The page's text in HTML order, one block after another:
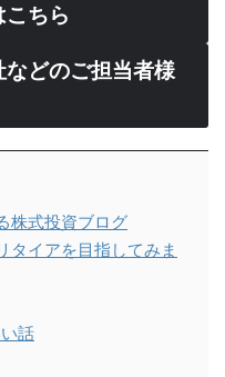
ちら
どのご担当者様
株式投資ブログ
タイアを目指してみま
話